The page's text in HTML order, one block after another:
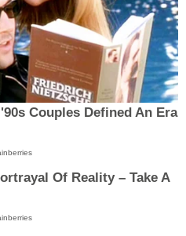
Couples Defined An Era
Of Reality – Take A